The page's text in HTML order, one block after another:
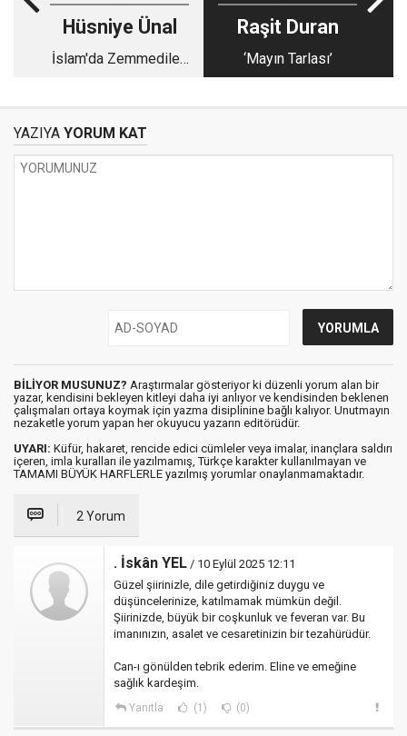
Hüsniye Ünal
İslam'da Zemmedilen
Raşit Duran
‘Mayın Tarlası’
YAZIYA YORUM KAT
BİLİYOR MUSUNUZ? Araştırmalar gösteriyor ki düzenli yorum alan bir
yazar, kendisini bekleyen kitleyi daha iyi anlıyor ve kendisinden beklenen
çalışmaları ortaya koymak için yazma disiplinine bağlı kalıyor. Unutmayın
nezaketle yorum yapan her okuyucu yazarın editörüdür.
UYARI: Küfür, hakaret, rencide edici cümleler veya imalar, inançlara saldırı
içeren, imla kuralları ile yazılmamış, Türkçe karakter kullanılmayan ve
TAMAMI BÜYÜK HARFLERLE yazılmış yorumlar onaylanmamaktadır.
2 Yorum
. İskân YEL / 10 Eylül 2025 12:11
Güzel şiirinizle, dile getirdiğiniz duygu ve
düşüncelerinize, katılmamak mümkün değil.
Şiirinizde, büyük bir coşkunluk ve feveran var. Bu
imanınızın, asalet ve cesaretinizin bir tezahürüdür.
Can-ı gönülden tebrik ederim. Eline ve emeğine
sağlık kardeşim.
Yanıtla (1) (0)